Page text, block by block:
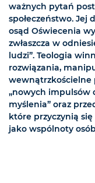
ważnych pytań
społeczeństwo.
osąd Oświecenia
zwłaszcza w
ludzi”. Teologia
rozwiązania,
wewnątrzkościelne
„nowych
myślenia” oraz
które przyczynią
jako wspólnoty